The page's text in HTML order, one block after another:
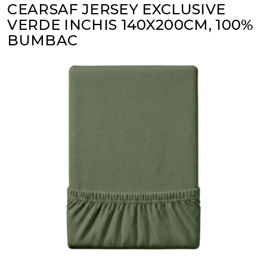
CEARSAF JERSEY EXCLUSIVE
VERDE INCHIS 140X200CM, 100%
BUMBAC